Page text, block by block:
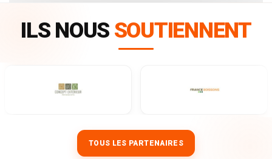
ILS NOUS SOUTIENNENT
TOUS LES PARTENAIRES